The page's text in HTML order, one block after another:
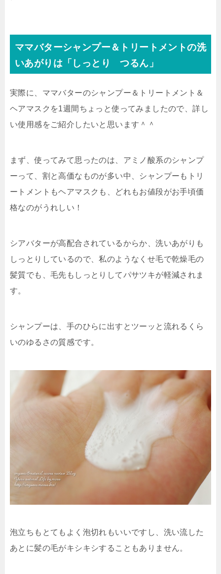
ママバターシャンプー＆トリートメントの洗
いあがりは「しっとり つるん」
実際に、ママバターのシャンプー＆トリートメント＆
ヘアマスクを1週間ちょっと使ってみましたので、詳し
い使用感をご紹介したいと思います＾＾
まず、使ってみて思ったのは、アミノ酸系のシャンプ
ーって、割と高価なものが多い中、シャンプーもトリ
ートメントもヘアマスクも、
どれもお値段がお手頃価
格なのがうれしい！
シアバターが高配合されているからか、洗いあがりも
しっとりしているので、私のようなくせ毛で乾燥毛の
髪質でも、 毛先もしっとりしてパサツキが軽減されま
す。
シャンプーは、手のひらに出すとツーッと流れるくら
いのゆるさの質感です。
泡立ちもとてもよく泡切れもいいですし、洗い流した
あとに髪の毛がキシキシすることもありません。